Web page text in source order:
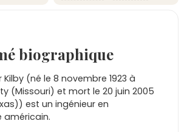
biographique
Kilby (né le 8 novembre 1923 à
(Missouri) et mort le 20 juin 2005
est un ingénieur en
américain.